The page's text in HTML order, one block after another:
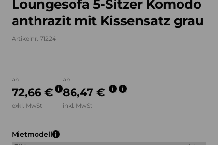
Loungesofa 5-Sitzer Komodo
anthrazit mit Kissensatz grau
Artikelnr. 71224
ab
72,66 €
exkl. MwSt
ab
86,47 €
inkl. MwSt
Mietmodell